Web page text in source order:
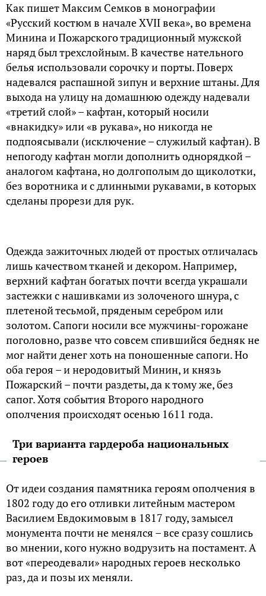
Как пишет Максим Семков в монографии
«Русский костюм в начале XVII века», во времена
Минина и Пожарского традиционный мужской
наряд был трехслойным. В качестве нательного
белья использовали сорочку и порты. Поверх
надевался распашной зипун и верхние штаны. Для
выхода на улицу на домашнюю одежду надевали
«третий слой» – кафтан, который носили
«внакидку» или «в рукава», но никогда не
подпоясывали (исключение – служилый кафтан). В
непогоду кафтан могли дополнить однорядкой –
аналогом кафтана, но долгополым до щиколотки,
без воротника и с длинными рукавами, в которых
сделаны прорези для рук.
Одежда зажиточных людей от простых отличалась
лишь качеством тканей и декором. Например,
верхний кафтан богатых почти всегда украшали
застежки с нашивками из золоченого шнура, с
плетеной тесьмой, пряденым серебром или
золотом. Сапоги носили все мужчины-горожане
поголовно, разве что совсем спившийся бедняк не
мог найти денег хоть на поношенные сапоги. Но
оба героя – и неродовитый Минин, и князь
Пожарский – почти раздеты, да к тому же, без
сапог. Хотя события Второго народного
ополчения происходят осенью 1611 года.
Три варианта гардероба национальных
героев
От идеи создания памятника героям ополчения в
1802 году до его отливки литейным мастером
Василием Евдокимовым в 1817 году, замысел
монумента почти не менялся – все сразу сошлись
во мнении, кого нужно водрузить на постамент. А
вот «переодевали» народных героев несколько
раз, да и позы их меняли.